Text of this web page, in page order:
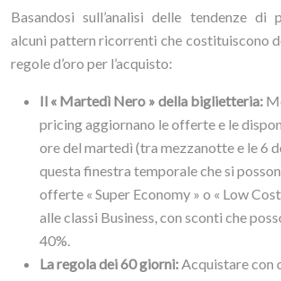
Basandosi sull’analisi delle tendenze di
alcuni pattern ricorrenti che costituiscono
regole d’oro per l’acquisto:
Il « Martedì Nero » della biglietteria:
pricing aggiornano le offerte e le
ore del martedì (tra mezzanotte e le 6
questa finestra temporale che si
offerte « Super Economy » o « Low
alle classi Business, con sconti che
40%.
La regola dei 60 giorni:Acquistare con